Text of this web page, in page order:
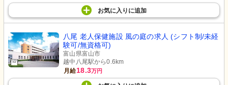
お気に入り に追加
八尾 老人保健施設 風の庭の求人 (シフト制/未経
験可/無資格可)
富山県富山市
越中八尾駅から0.6km
月給18.3万円